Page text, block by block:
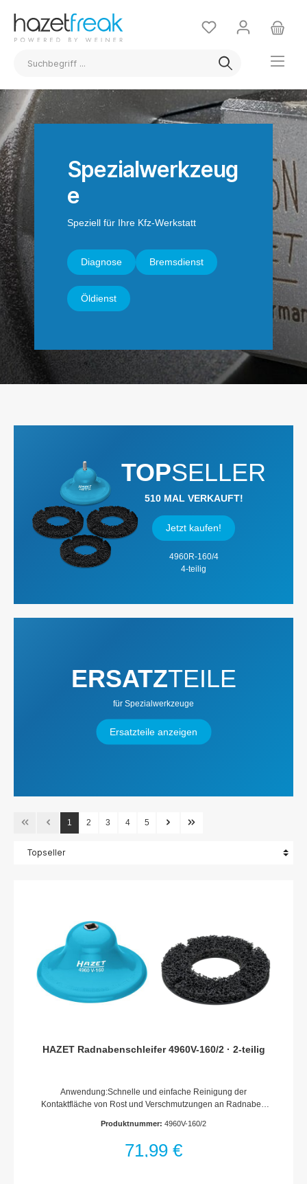
Spezialwerkzeug
e
Speziell für Ihre Kfz-Werkstatt
Diagnose Bremsdienst
Öldienst
TOPSELLER
510 MAL VERKAUFT!
Jetzt kaufen!
4960R-160/4
4-teilig
ERSATZTEILE
für Spezialwerkzeuge
Ersatzteile anzeigen
1 2 3 4 5
HAZET Radnabenschleifer 4960V-160/2 · 2-teilig
Anwendung:Schnelle und einfache Reinigung der
Kontaktfläche von Rost und Verschmutzungen an Radnaben
korrosionsbedingte Verfälschung der RadAnzugsmomenteFür
maximal 500 Umdrehungen/Minute2-teiliger Satz · Inhalt:1
Produktnummer: 4960V-160/2
71,99 €